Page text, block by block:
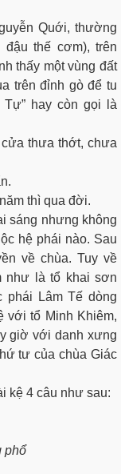
Quới, thường
thế cơm), trên
thấy một vùng đất
trên đỉnh gò để tu
hay còn gọi là
thưa thớt, chưa
thì qua đời.
sáng nhưng không
hệ phái nào. Sau
về chùa. Tuy về
như là tổ khai sơn
phái Lâm Tế dòng
với tổ Minh Khiêm,
giờ với danh xưng
tư của chùa Giác
kệ 4 câu như sau:
phổ